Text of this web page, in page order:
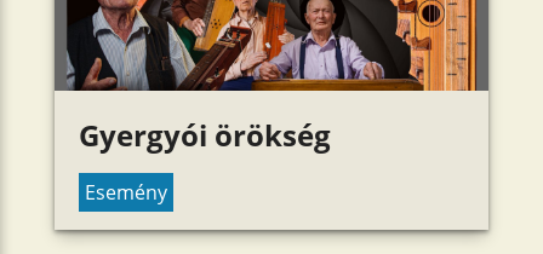
Gyergyói örökség
Esemény